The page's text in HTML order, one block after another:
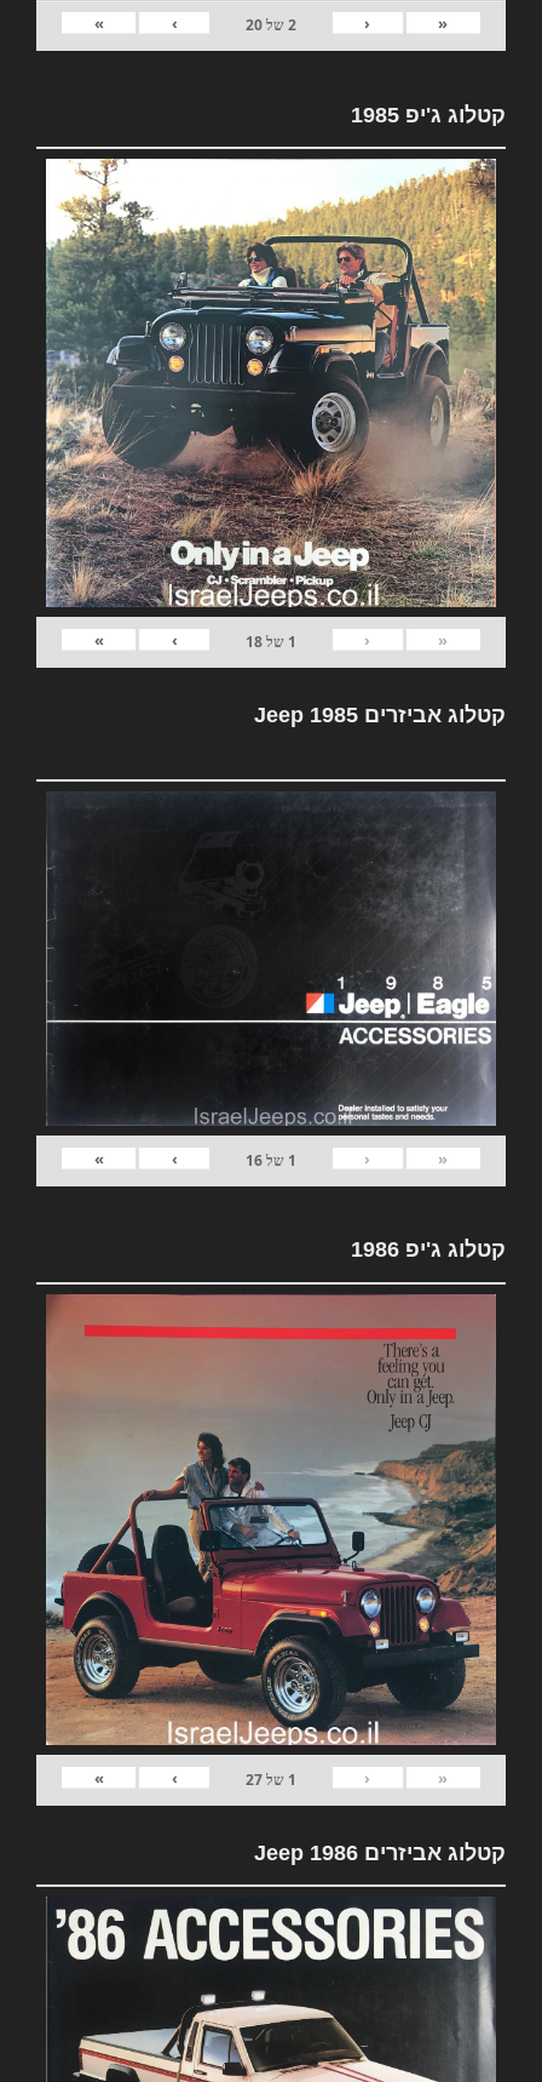
«
‹
2של20
›
»
קטלוג ג'יפ 1985
«
‹
1 של18
›
»
קטלוג אביזרים Jeep 1985
«
‹
1 של16
›
»
קטלוג ג'יפ 1986
«
‹
1 של27
›
»
קטלוג אביזרים Jeep 1986